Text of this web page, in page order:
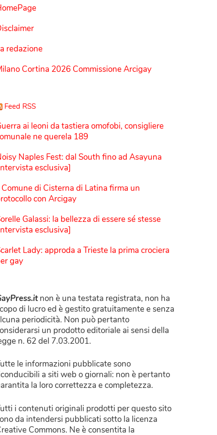
redazione
Cortina 2026 Commissione Arcigay
Feed RSS
ai leoni da tastiera omofobi, consigliere
ne querela 189
Naples Fest: dal South fino ad Asayuna
esclusiva]
Comune di Cisterna di Latina firma un
con Arcigay
Galassi: la bellezza di essere sé stesse
esclusiva]
Lady: approda a Trieste la prima crociera
gay
non è una testata registrata, non ha
di lucro ed è gestito gratuitamente e senza
periodicità. Non può pertanto
un prodotto editoriale ai sensi della
n. 62 del 7.03.2001.
le informazioni pubblicate sono
a siti web o giornali: non è pertanto
la loro correttezza e completezza.
i contenuti originali prodotti per questo sito
da intendersi pubblicati sotto la licenza
Commons. Ne è consentita la